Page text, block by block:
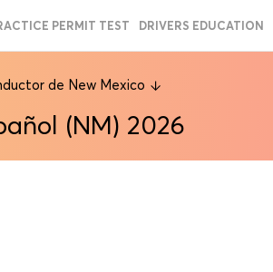
PERMIT TEST DRIVERS EDUCATION
de New Mexico
(NM) 2026